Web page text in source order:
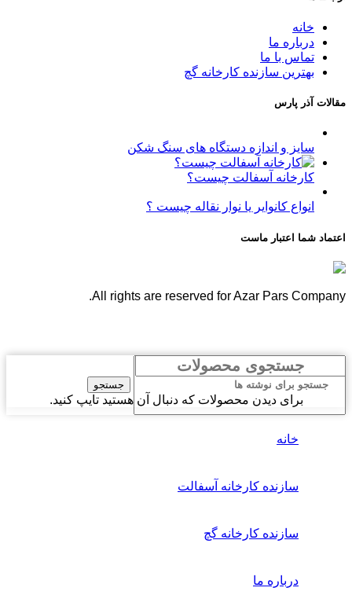
خانه
درباره ما
تماس با ما
بهترین سازنده کارخانه گچ
مقالات آذر پارس
سایز و اندازه دستگاه های سنگ شکن
کارخانه آسفالت چیست؟
انواع کانوایر یا نوار نقاله چیست ؟
اعتماد شما اعتبار ماست
All rights are reserved for Azar Pars Company.
برای دیدن محصولات که دنبال آن هستید تایپ کنید.
جستجو
خانه
سازنده کارخانه آسفالت
سازنده کارخانه گچ
درباره ما